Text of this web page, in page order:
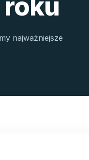
najważniejsze